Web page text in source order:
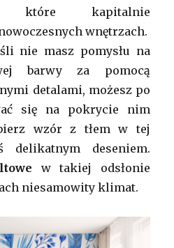
które kapitalnie
wnętrzach.
nie masz pomysłu na
barwy za pomocą
detalami, możesz po
się na pokrycie nim
wzór z tłem w tej
deseniem.
w takiej odsłonie
niesamowity klimat.